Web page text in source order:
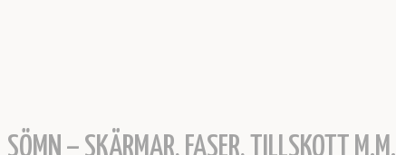
SÖMN – SKÄRMAR, FASER, TILLSKOTT M.M.